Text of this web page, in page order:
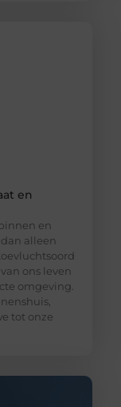
en
en
alleen
ons leven
omgeving.
tot onze